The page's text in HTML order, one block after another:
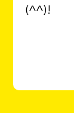
(^^)!